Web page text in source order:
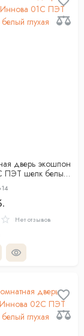
дверь экошпон
ПЭТ шелк белый
Нет отзывов